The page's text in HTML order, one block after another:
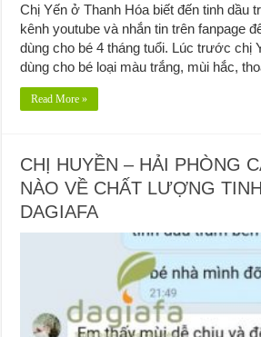
Chị Yến ở Thanh Hóa biết đến tinh dầu
kênh youtube và nhắn tin trên fanpage
dùng cho bé 4 tháng tuổi. Lúc trước chị
dùng cho bé loại màu trắng, mùi hắc,
Read More »
CHỊ HUYỀN – HẢI PHÒNG
NÀO VỀ CHẤT LƯỢNG
DAGIAFA